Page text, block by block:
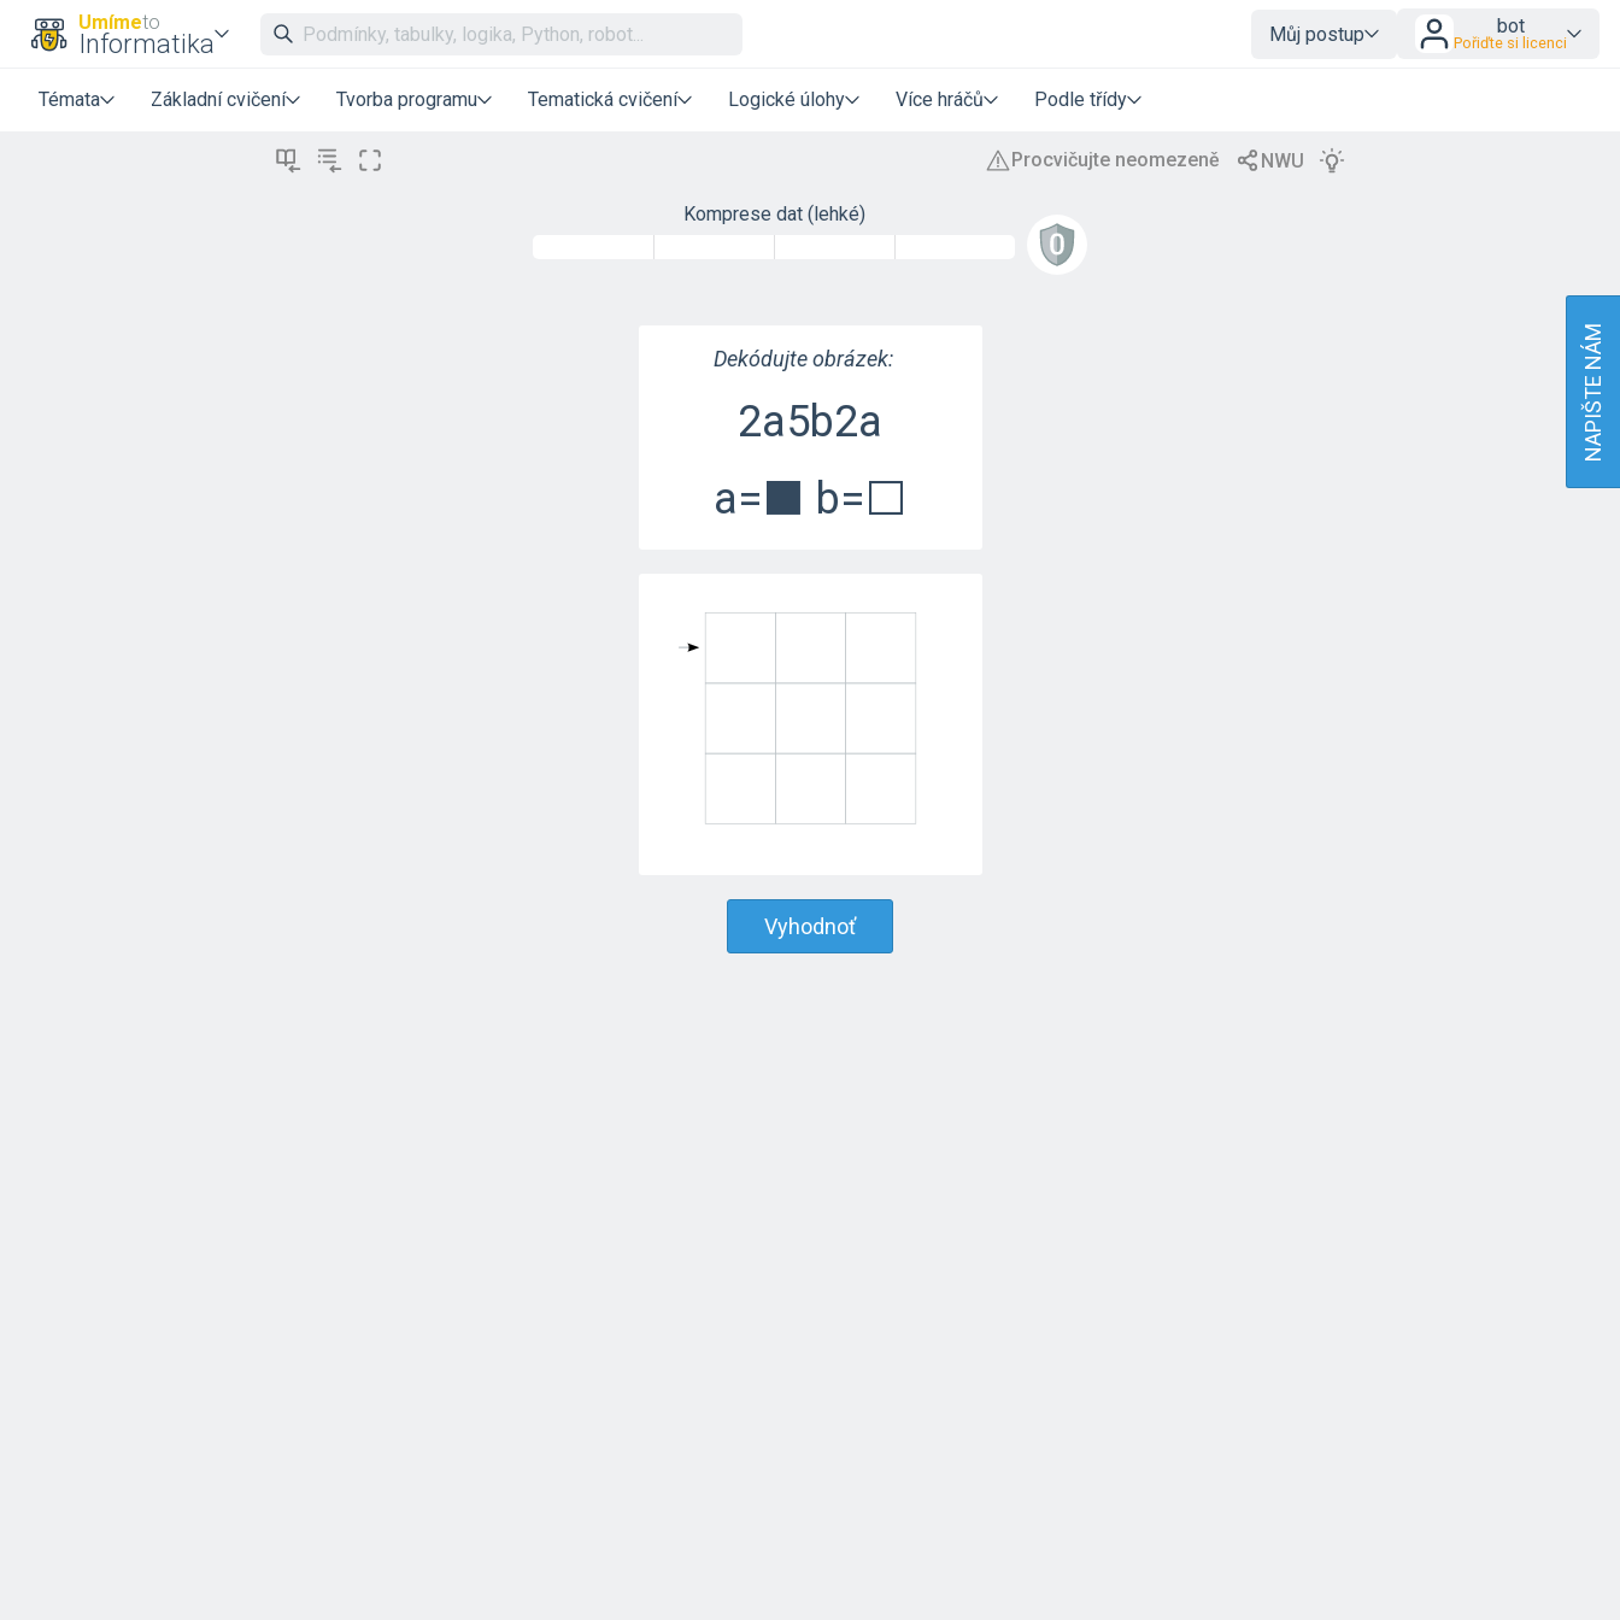
Umímeto
Informatika Můj postup bot
Pořiďte si licenci
Témata Základní cvičení Tvorba programu Tematická cvičení Logické úlohy Více hráčů Podle třídy
Komprese dat (lehké)
Dekódujte obrázek:
2a5b2a
a=⬛ b=⬜
Vyhodnoť
NAPIŠTE NÁM